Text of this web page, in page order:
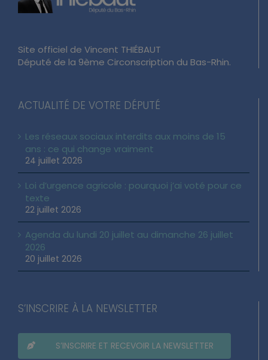
Site officiel de Vincent THIÉBAUT
Député de la 9ème Circonscription du Bas-Rhin.
ACTUALITÉ DE VOTRE DÉPUTÉ
Les réseaux sociaux interdits aux moins de 15
ans : ce qui change vraiment
24 juillet 2026
Loi d’urgence agricole : pourquoi j’ai voté pour ce
texte
22 juillet 2026
Agenda du lundi 20 juillet au dimanche 26 juillet
2026
20 juillet 2026
S’INSCRIRE À LA NEWSLETTER
S’INSCRIRE ET RECEVOIR LA NEWSLETTER